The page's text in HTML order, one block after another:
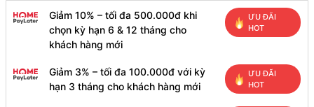
Giảm 10% – tối đa 500.000đ khi
chọn kỳ hạn 6 & 12 tháng cho
khách hàng mới
ƯU ĐÃI
HOT
Giảm 3% – tối đa 100.000đ với kỳ
hạn 3 tháng cho khách hàng mới
ƯU ĐÃI
HOT